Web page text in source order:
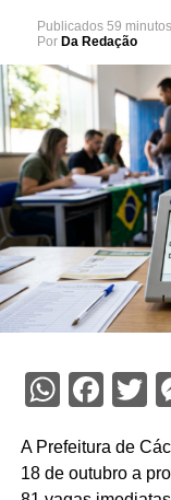
Publicados 59
Por Da Redação
A Prefeitura de
18 de outubro a